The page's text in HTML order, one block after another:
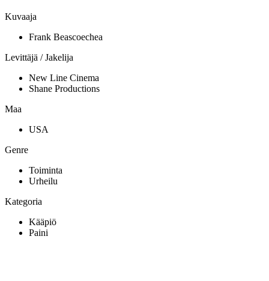
Kuvaaja
Frank Beascoechea
Levittäjä / Jakelija
New Line Cinema
Shane Productions
Maa
USA
Genre
Toiminta
Urheilu
Kategoria
Kääpiö
Paini